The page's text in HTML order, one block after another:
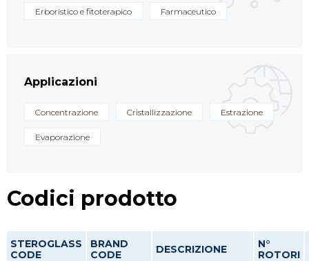
Erboristico e fitoterapico Farmaceutico
Applicazioni
Concentrazione Cristallizzazione Estrazione
Evaporazione
Codici prodotto
STEROGLASS
CODE
BRAND
CODE
DESCRIZIONE
N°
ROTORI